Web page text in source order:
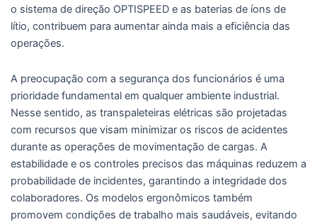
o sistema de direção OPTISPEED e as baterias de íons de
lítio, contribuem para aumentar ainda mais a eficiência das
operações.
A preocupação com a segurança dos funcionários é uma
prioridade fundamental em qualquer ambiente industrial.
Nesse sentido, as transpaleteiras elétricas são projetadas
com recursos que visam minimizar os riscos de acidentes
durante as operações de movimentação de cargas. A
estabilidade e os controles precisos das máquinas reduzem a
probabilidade de incidentes, garantindo a integridade dos
colaboradores. Os modelos ergonômicos também
promovem condições de trabalho mais saudáveis, evitando